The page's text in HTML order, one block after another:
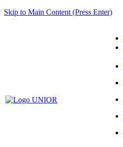
Skip to Main Content (Press Enter)